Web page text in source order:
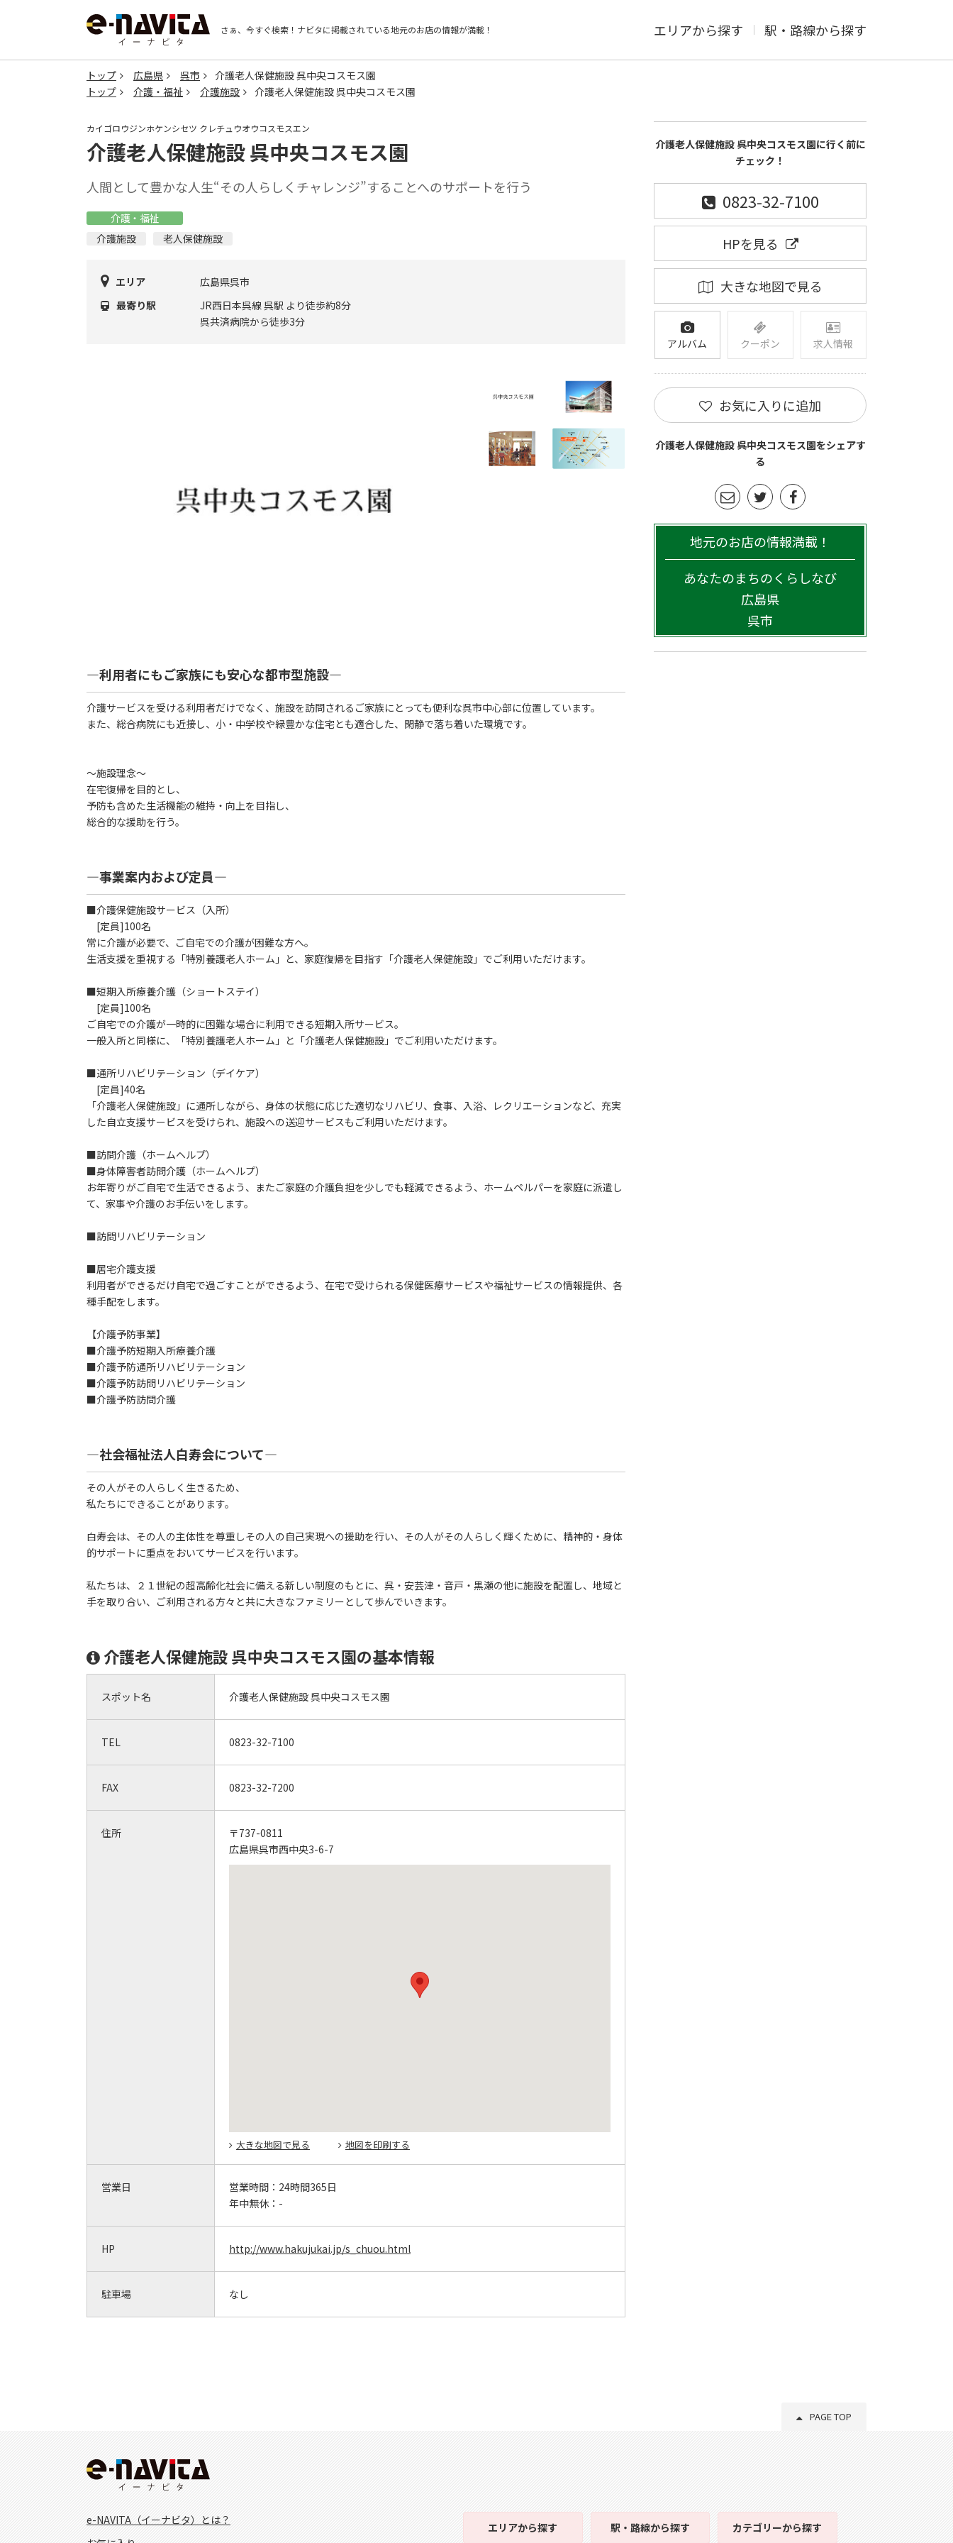
さぁ、今すぐ検索！ ナビタに掲載されている地元のお店の情報が満載！ エリアから探す 駅・路線から探す
トップ 広島県 呉市
介護老人保健施設 呉中央コスモス園
トップ
介護・福祉 介護施設 介護老人保健施設 呉中央コスモス園
カイゴロウジンホケンシセツ クレチュウオウコスモスエン
介護老人保健施設 呉中央コスモス園
人間として豊かな人生“その人らしくチャレンジ”することへのサポートを行う
介護・福祉
介護施設
老人保健施設
エリア
広島県呉市
最寄り駅
JR西日本呉線 呉駅 より徒歩約8分
呉共済病院から徒歩3分
―利用者にもご家族にも安心な都市型施設―
介護サービスを受ける利用者だけでなく、施設を訪問されるご家族にとっても便利な呉市中心部に位置しています。
また、総合病院にも近接し、小・中学校や緑豊かな住宅とも適合した、閑静で落ち着いた環境です。
～施設理念～
在宅復帰を目的とし、
予防も含めた生活機能の維持・向上を目指し、
総合的な援助を行う。
―事業案内および定員―
■介護保健施設サービス（入所）
[定員]100名
常に介護が必要で、ご自宅での介護が困難な方へ。
生活支援を重視する「特別養護老人ホーム」と、家庭復帰を目指す「介護老人保健施設」でご利用いただけます。
■短期入所療養介護（ショートステイ）
[定員]100名
ご自宅での介護が一時的に困難な場合に利用できる短期入所サービス。
一般入所と同様に、「特別養護老人ホーム」と「介護老人保健施設」でご利用いただけます。
■通所リハビリテーション（デイケア）
[定員]40名
「介護老人保健施設」に通所しながら、身体の状態に応じた適切なリハビリ、食事、入浴、レクリエーションなど、充実
した自立支援サービスを受けられ、施設への送迎サービスもご利用いただけます。
■訪問介護（ホームヘルプ）
■身体障害者訪問介護（ホームヘルプ）
お年寄りがご自宅で生活できるよう、またご家庭の介護負担を少しでも軽減できるよう、ホームペルパーを家庭に派遣し
て、家事や介護のお手伝いをします。
■訪問リハビリテーション
■居宅介護支援
利用者ができるだけ自宅で過ごすことができるよう、在宅で受けられる保健医療サービスや福祉サービスの情報提供、各
種手配をします。
【介護予防事業】
■介護予防短期入所療養介護
■介護予防通所リハビリテーション
■介護予防訪問リハビリテーション
■介護予防訪問介護
―社会福祉法人白寿会について―
その人がその人らしく生きるため、
私たちにできることがあります。
白寿会は、その人の主体性を尊重しその人の自己実現への援助を行い、その人がその人らしく輝くために、精神的・身体
的サポートに重点をおいてサービスを行います。
私たちは、２１世紀の超高齢化社会に備える新しい制度のもとに、呉・安芸津・音戸・黒瀬の他に施設を配置し、地域と
手を取り合い、ご利用される方々と共に大きなファミリーとして歩んでいきます。
介護老人保健施設 呉中央コスモス園の基本情報
スポット名 介護老人保健施設 呉中央コスモス園
TEL 0823-32-7100
FAX 0823-32-7200
住所
〒737-0811
広島県呉市西中央3-6-7
大きな地図で見る 地図を印刷する
営業日 営業時間： 24時間365日
年中無休： -
HP http://www.hakujukai.jp/s_chuou.html
駐車場 なし
介護老人保健施設 呉中央コスモス園に行く前に
チェック！
0823-32-7100
HPを見る
大きな地図で見る
アルバム クーポン 求人情報
お気に入りに追加
介護老人保健施設 呉中央コスモス園をシェアす
る
地元のお店の情報満載！
あなたのまちのくらしなび
広島県
呉市
PAGE TOP
e-NAVITA（イーナビタ）とは？
エリアから探す 駅・路線から探す カテゴリーから探す